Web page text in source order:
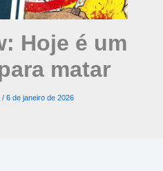
Hoje é um
matar
/ 6 de janeiro de 2026